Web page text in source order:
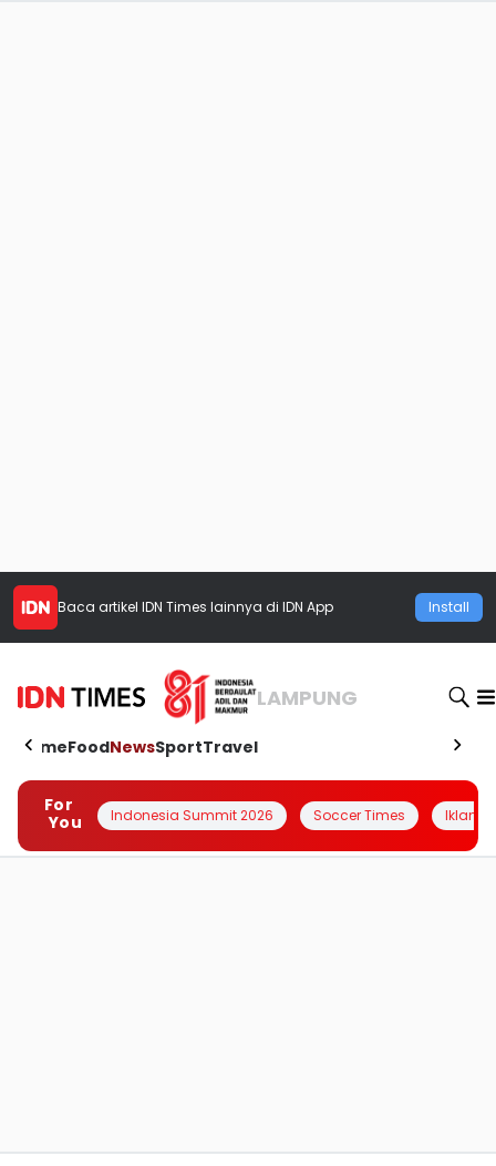
Baca artikel IDN Times lainnya di IDN App Install
LAMPUNG
HomeFoodNewsSportTravel
For
You
Indonesia Summit 2026 Soccer Times Iklanin